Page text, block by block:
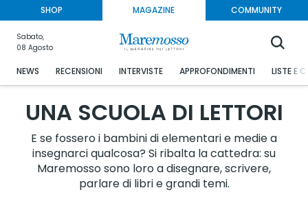
SHOP MAGAZINE COMMUNITY
Sabato,
08 Agosto
NEWS RECENSIONI INTERVISTE APPROFONDIMENTI LISTE E
UNA SCUOLA DI LETTORI
E se fossero i bambini di elementari e medie a
insegnarci qualcosa? Si ribalta la cattedra: su
Maremosso sono loro a disegnare, scrivere,
parlare di libri e grandi temi.